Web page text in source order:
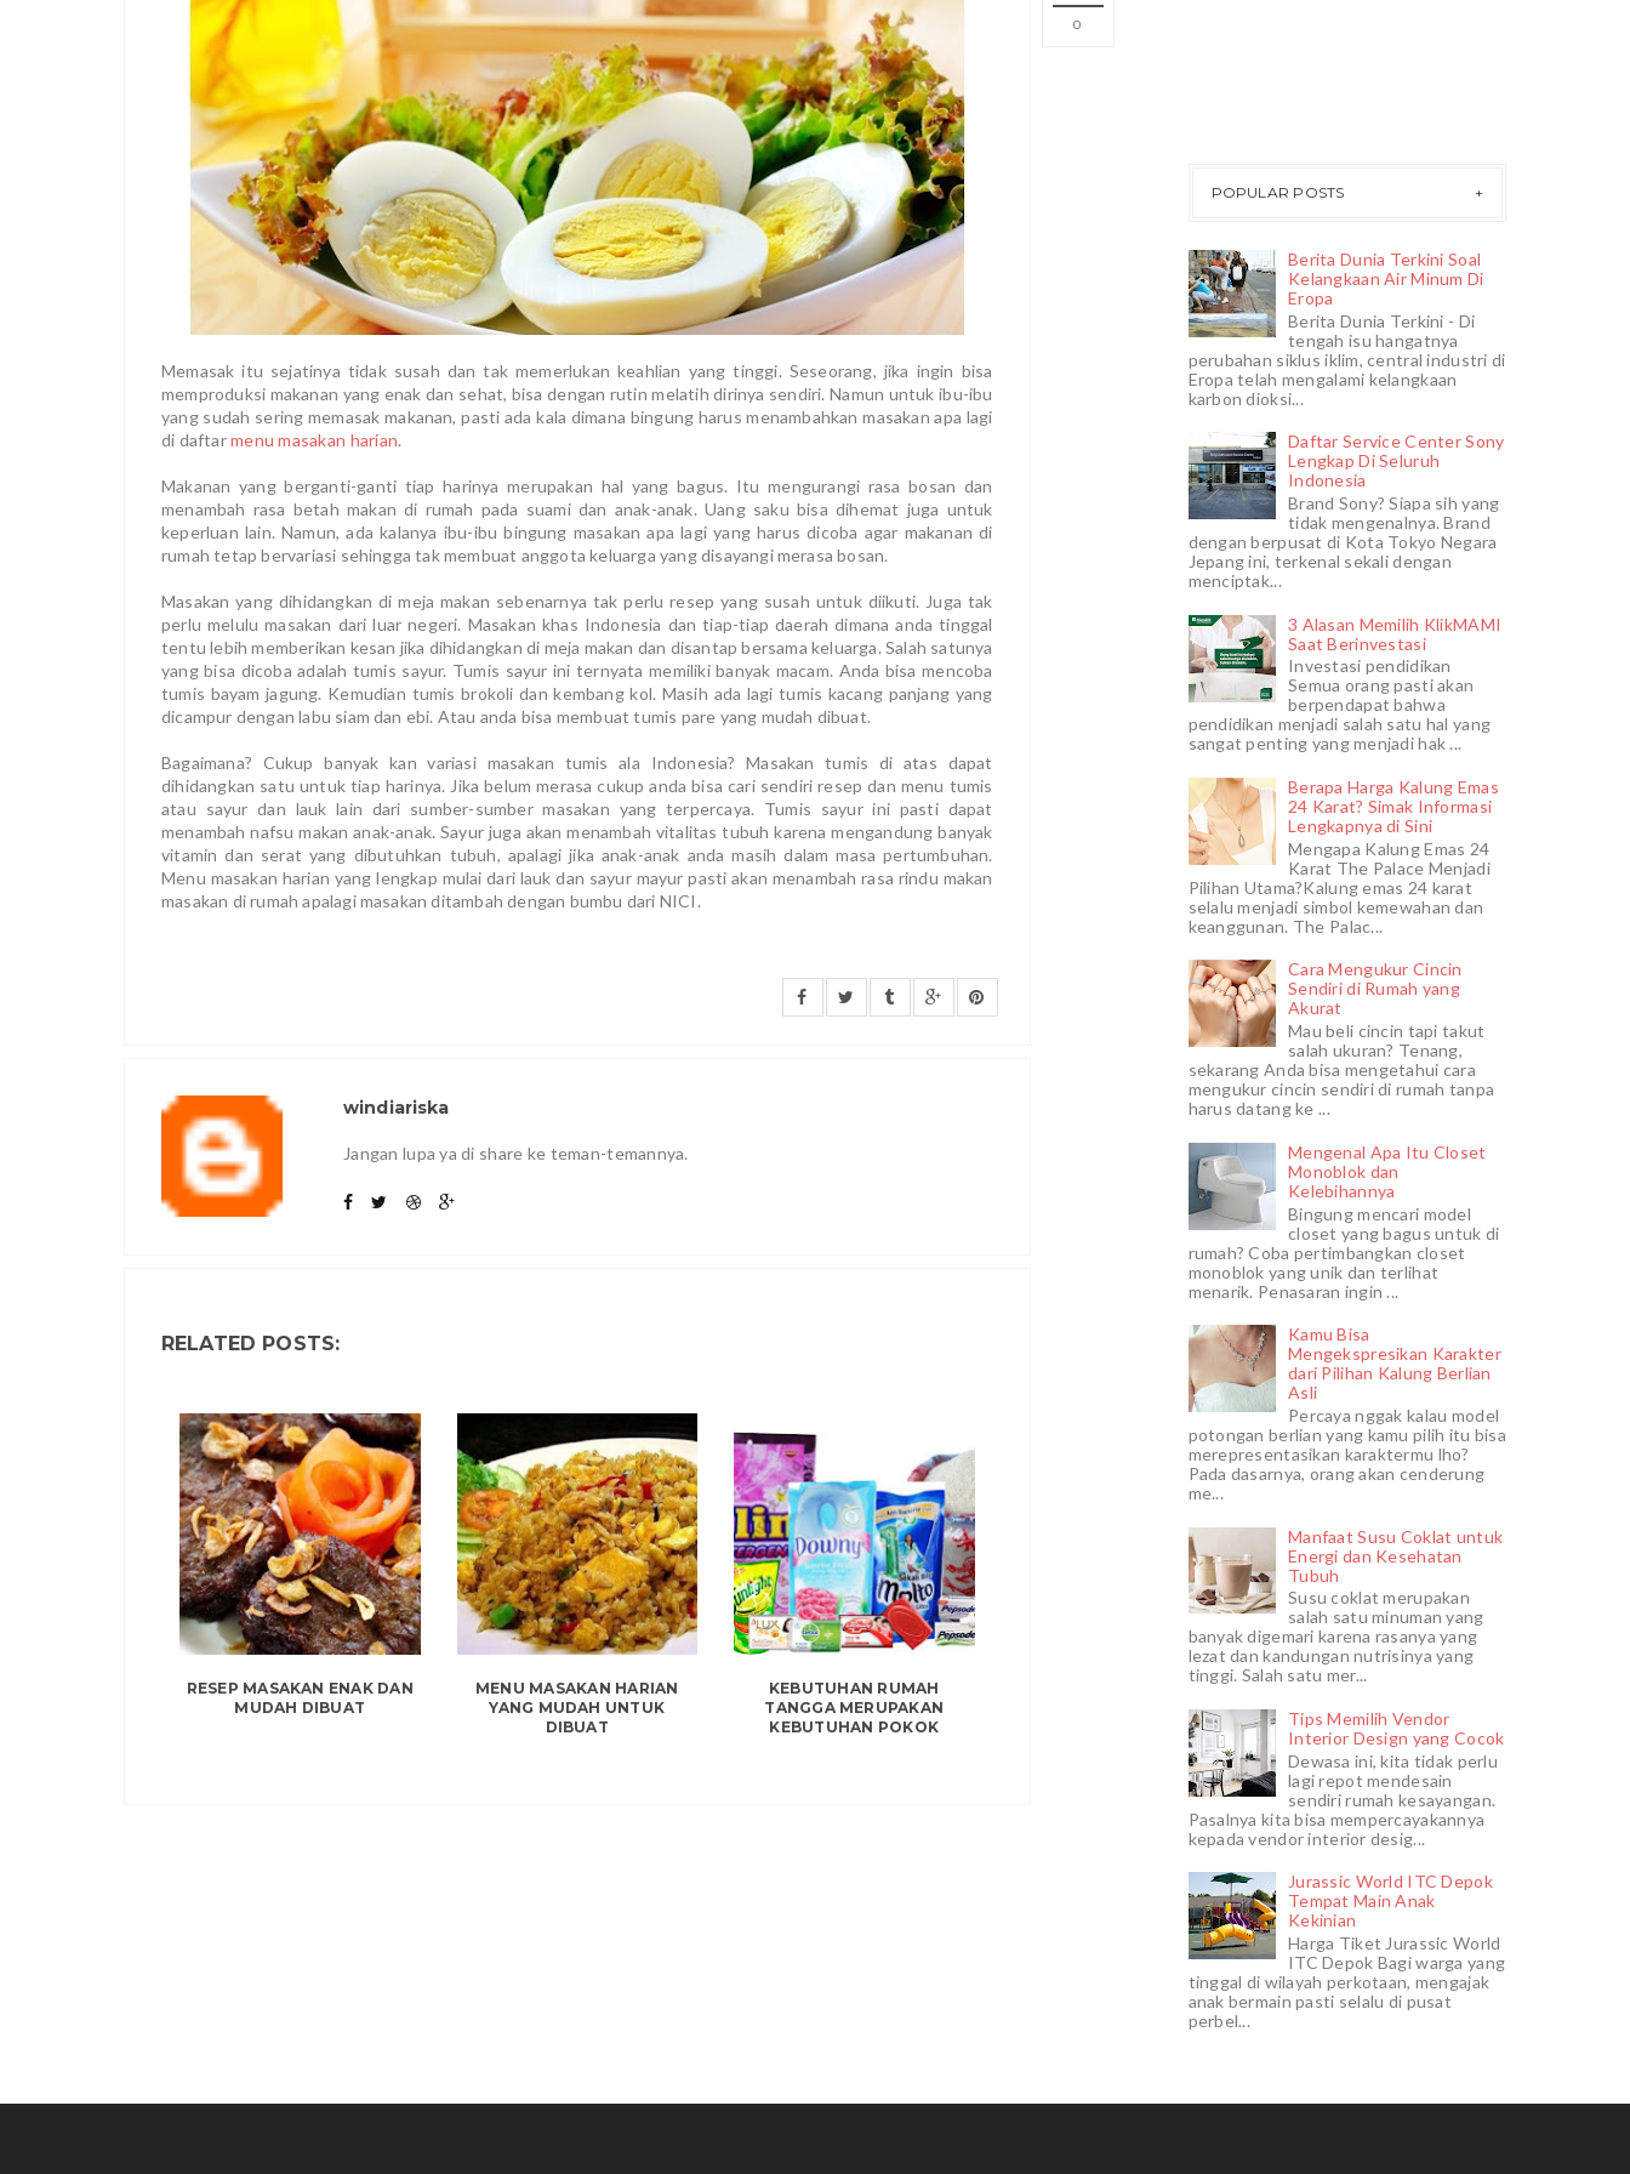
0
Memasak itu sejatinya tidak susah dan tak memerlukan keahlian yang tinggi. Seseorang, jika ingin bisa
memproduksi makanan yang enak dan sehat, bisa dengan rutin melatih dirinya sendiri. Namun untuk ibu-ibu
yang sudah sering memasak makanan, pasti ada kala dimana bingung harus menambahkan masakan apa lagi
di daftarmenu masakan harian.
Makanan yang berganti-ganti tiap harinya merupakan hal yang bagus. Itu mengurangi rasa bosan dan
menambah rasa betah makan di rumah pada suami dan anak-anak. Uang saku bisa dihemat juga untuk
keperluan lain. Namun, ada kalanya ibu-ibu bingung masakan apa lagi yang harus dicoba agar makanan di
rumah tetap bervariasi sehingga tak membuat anggota keluarga yang disayangi merasa bosan.
Masakan yang dihidangkan di meja makan sebenarnya tak perlu resep yang susah untuk diikuti. Juga tak
perlu melulu masakan dari luar negeri. Masakan khas Indonesia dan tiap-tiap daerah dimana anda tinggal
tentu lebih memberikan kesan jika dihidangkan di meja makan dan disantap bersama keluarga. Salah satunya
yang bisa dicoba adalah tumis sayur. Tumis sayur ini ternyata memiliki banyak macam. Anda bisa mencoba
tumis bayam jagung. Kemudian tumis brokoli dan kembang kol. Masih ada lagi tumis kacang panjang yang
dicampur dengan labu siam dan ebi. Atau anda bisa membuat tumis pare yang mudah dibuat.
Bagaimana? Cukup banyak kan variasi masakan tumis ala Indonesia? Masakan tumis di atas dapat
dihidangkan satu untuk tiap harinya. Jika belum merasa cukup anda bisa cari sendiri resep dan menu tumis
atau sayur dan lauk lain dari sumber-sumber masakan yang terpercaya. Tumis sayur ini pasti dapat
menambah nafsu makan anak-anak. Sayur juga akan menambah vitalitas tubuh karena mengandung banyak
vitamin dan serat yang dibutuhkan tubuh, apalagi jika anak-anak anda masih dalam masa pertumbuhan.
Menu masakan harian yang lengkap mulai dari lauk dan sayur mayur pasti akan menambah rasa rindu makan
masakan di rumah apalagi masakan ditambah dengan bumbu dari NICI.
windiariska
Jangan lupa ya di share ke teman-temannya.
RELATED POSTS:
RESEP MASAKAN ENAK DAN
MUDAH DIBUAT
MENU MASAKAN HARIAN
YANG MUDAH UNTUK
DIBUAT
KEBUTUHAN RUMAH
TANGGA MERUPAKAN
KEBUTUHAN POKOK
POPULAR POSTS
Berita Dunia Terkini Soal
Kelangkaan Air Minum Di
Eropa
Berita Dunia Terkini - Di
tengah isu hangatnya
perubahan siklus iklim, central industri di
Eropa telah mengalami kelangkaan
karbon dioksi...
Daftar Service Center Sony
Lengkap Di Seluruh
Indonesia
Brand Sony? Siapa sih yang
tidak mengenalnya. Brand
dengan berpusat di Kota Tokyo Negara
Jepang ini, terkenal sekali dengan
menciptak...
3 Alasan Memilih KlikMAMI
Saat Berinvestasi
Investasi pendidikan
Semua orang pasti akan
berpendapat bahwa
pendidikan menjadi salah satu hal yang
sangat penting yang menjadi hak ...
Berapa Harga Kalung Emas
24 Karat? Simak Informasi
Lengkapnya di Sini
Mengapa Kalung Emas 24
Karat The Palace Menjadi
Pilihan Utama?Kalung emas 24 karat
selalu menjadi simbol kemewahan dan
keanggunan. The Palac...
Cara Mengukur Cincin
Sendiri di Rumah yang
Akurat
Mau beli cincin tapi takut
salah ukuran? Tenang,
sekarang Anda bisa mengetahui cara
mengukur cincin sendiri di rumah tanpa
harus datang ke ...
Mengenal Apa Itu Closet
Monoblok dan
Kelebihannya
Bingung mencari model
closet yang bagus untuk di
rumah? Coba pertimbangkan closet
monoblok yang unik dan terlihat
menarik. Penasaran ingin ...
Kamu Bisa
Mengekspresikan Karakter
dari Pilihan Kalung Berlian
Asli
Percaya nggak kalau model
potongan berlian yang kamu pilih itu bisa
merepresentasikan karaktermu lho?
Pada dasarnya, orang akan cenderung
me...
Manfaat Susu Coklat untuk
Energi dan Kesehatan
Tubuh
Susu coklat merupakan
salah satu minuman yang
banyak digemari karena rasanya yang
lezat dan kandungan nutrisinya yang
tinggi. Salah satu mer...
Tips Memilih Vendor
Interior Design yang Cocok
Dewasa ini, kita tidak perlu
lagi repot mendesain
sendiri rumah kesayangan.
Pasalnya kita bisa mempercayakannya
kepada vendor interior desig...
Jurassic World ITC Depok
Tempat Main Anak
Kekinian
Harga Tiket Jurassic World
ITC Depok Bagi warga yang
tinggal di wilayah perkotaan, mengajak
anak bermain pasti selalu di pusat
perbel...